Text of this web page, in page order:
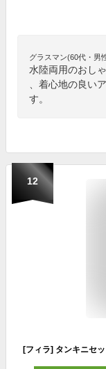
グラスマン(60代・男
水陸両用のおし
、着心地の良い
す。
12